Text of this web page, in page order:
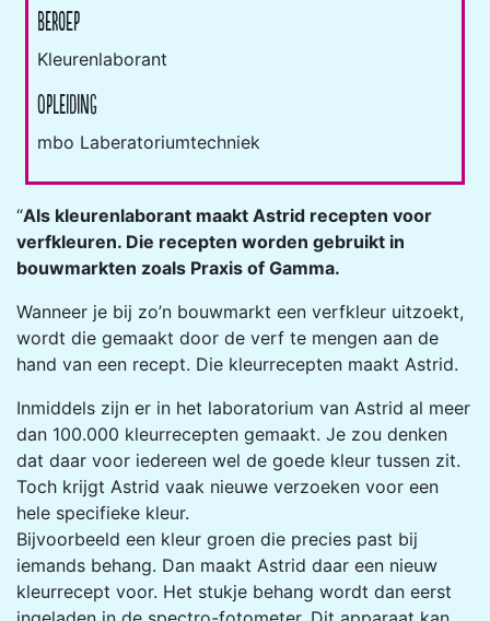
Beroep
Kleurenlaborant
Opleiding
mbo Laberatoriumtechniek
“Als kleurenlaborant maakt Astrid recepten voor
verfkleuren. Die recepten worden gebruikt in
bouwmarkten zoals Praxis of Gamma.
Wanneer je bij zo’n bouwmarkt een verfkleur uitzoekt,
wordt die gemaakt door de verf te mengen aan de
hand van een recept. Die kleurrecepten maakt Astrid.
Inmiddels zijn er in het laboratorium van Astrid al meer
dan 100.000 kleurrecepten gemaakt. Je zou denken
dat daar voor iedereen wel de goede kleur tussen zit.
Toch krijgt Astrid vaak nieuwe verzoeken voor een
hele specifieke kleur.
Bijvoorbeeld een kleur groen die precies past bij
iemands behang. Dan maakt Astrid daar een nieuw
kleurrecept voor. Het stukje behang wordt dan eerst